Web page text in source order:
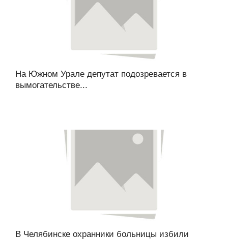
На Южном Урале депутат подозревается в
вымогательстве...
В Челябинске охранники больницы избили